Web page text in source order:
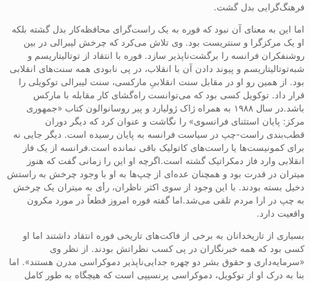
فرهنگ‌گرایی بدل گشت.
اما این به معنای آن نبود که فوره به یک راست‌گرای محافظه‌کار بدل گشته بلکه
او یک مرکزگرا و سنتریست بود. وی تلاش می‌کرد که چرخش لیبرالی در بین
روشنفکران فرانسه را برگشت‌ناپذیر سازد. فوره با انتقاد از توتالیتاریسم و
شبه‌توتالیتاریسم و پیوند دادن آن با انقلاب، در پی نابودی همه سنت‌های انقلابی
بود. از همین رو او در مقابل سنت انقلابیِ مارکسی، سنت لیبرالی توکویلی را
قرار داد. توکویل کسی بود که می‌توانست راه‌گشای کار مقابله با مارکس
باشد.در سال ۱۹۸۸ به همراه ژاک ژولیارد و پیر روسانوالون کتاب «جمهوری
مرکز: پایان استثنای فرانسوی» را نگاشت و عنوان کرد که دیگر دوران
قطب‌بندی راست-چپ در سیاست فرانسه به پایان رسیده است. دیگر جایی نه
برای کمونیست‌ها یا راست‌های کاتولیک باقی نمانده است.فرانسه از یک فاز
انقلابی وارد فاز دمکراتیک گشته است.اگرچه او این را زمانی گفت که هنوز
میتران در قدرت بود و همچنان عده‌ای از چپ‌ها به او با وجود چرخش به راستش
دخیل بسته بودند. با این وجود از سوی اکثر ناظران، رأی به میتران یک چرخش
به چپ در ارا مردم تلقی می‌شد.اما گفته فوره امروز قطعاً در مورد مکرون
واقعیت دارد.
بسیاری از تاریخدانان به برخی از فاکت‌های تاریخی فوره انتقاد داشتند اما او
کسی بود که همه خبرنگاران در پی کسب نظراتش بودند. از نظر وی
«سرمایه‌داری و حقوق بشر دو چهره جدایی‌ناپذیر دموکراسی مدرن هستند». اما
بنا به درک او از توکویل، دموکراسی پرنسیپی است که هیچگاه به طور کامل